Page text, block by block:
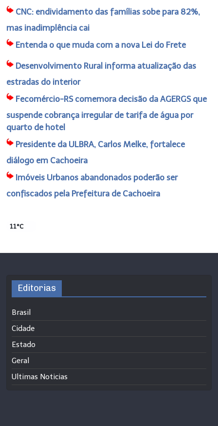
CNC: endividamento das famílias sobe para 82%,
mas inadimplência cai
Entenda o que muda com a nova Lei do Frete
Desenvolvimento Rural informa atualização das
estradas do interior
Fecomércio-RS comemora decisão da AGERGS que
suspende cobrança irregular de tarifa de água por
quarto de hotel
Presidente da ULBRA, Carlos Melke, fortalece
diálogo em Cachoeira
Imóveis Urbanos abandonados poderão ser
confiscados pela Prefeitura de Cachoeira
11°C
Editorias
Brasil
Cidade
Estado
Geral
Ultimas Noticias